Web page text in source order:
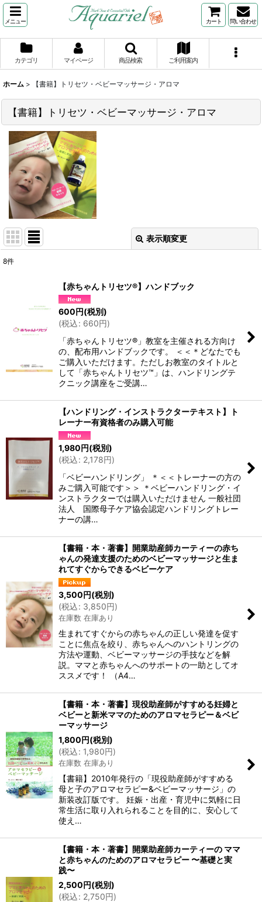
メニュー カート 問い合わせ
カテゴリ マイページ 商品検索 ご利用案内
ホーム > 【書籍】トリセツ・ベビーマッサージ・アロマ
【書籍】トリセツ・ベビーマッサージ・アロマ
表示順変更
並び順:
8件
【赤ちゃんトリセツ®】ハンドブック
600円(税別)
(税込: 660円)
「赤ちゃんトリセツ®」教室を主催される方向け
の、配布用ハンドブックです。 ＜＜＊どなたでも
ご購入いただけます。ただしお教室のタイトルと
して「赤ちゃんトリセツ™」は、ハンドリングテ
クニック講座をご受講…
【ハンドリング・インストラクターテキスト】ト
レーナー有資格者のみ購入可能
1,980円(税別)
(税込: 2,178円)
「ベビーハンドリング」 ＊＜＜トレーナーの方の
みご購入可能です＞＞ ＊ベビーハンドリング・イ
ンストラクターでは購入いただけません 一般社団
法人 国際母子ケア協会認定ハンドリングトレー
ナーの講…
【書籍・本・著書】開業助産師カーティーの赤ち
ゃんの発達支援のためのベビーマッサージと生ま
れてすぐからできるベビーケア
3,500円(税別)
(税込: 3,850円)
在庫数 在庫あり
生まれてすぐからの赤ちゃんの正しい発達を促す
ことに焦点を絞り、赤ちゃんへのハントリングの
方法や運動、ベビーマッサージの手技などを解
説。ママと赤ちゃんへのサポートの一助としてオ
ススメです！ （A4…
【書籍・本・著書】現役助産師がすすめる妊婦と
ベビーと新米ママのためのアロマセラピー＆ベビ
ーマッサージ
1,800円(税別)
(税込: 1,980円)
在庫数 在庫あり
【書籍】2010年発行の「現役助産師がすすめる
母と子のアロマセラピー&ベビーマッサージ」の
新装改訂版です。 妊娠・出産・育児中に気軽に日
常生活に取り入れられることを目的に、安心して
使え…
【書籍・本・著書】開業助産師カーティーの ママ
と赤ちゃんのためのアロマセラピー 〜基礎と実
践〜
2,500円(税別)
(税込: 2,750円)